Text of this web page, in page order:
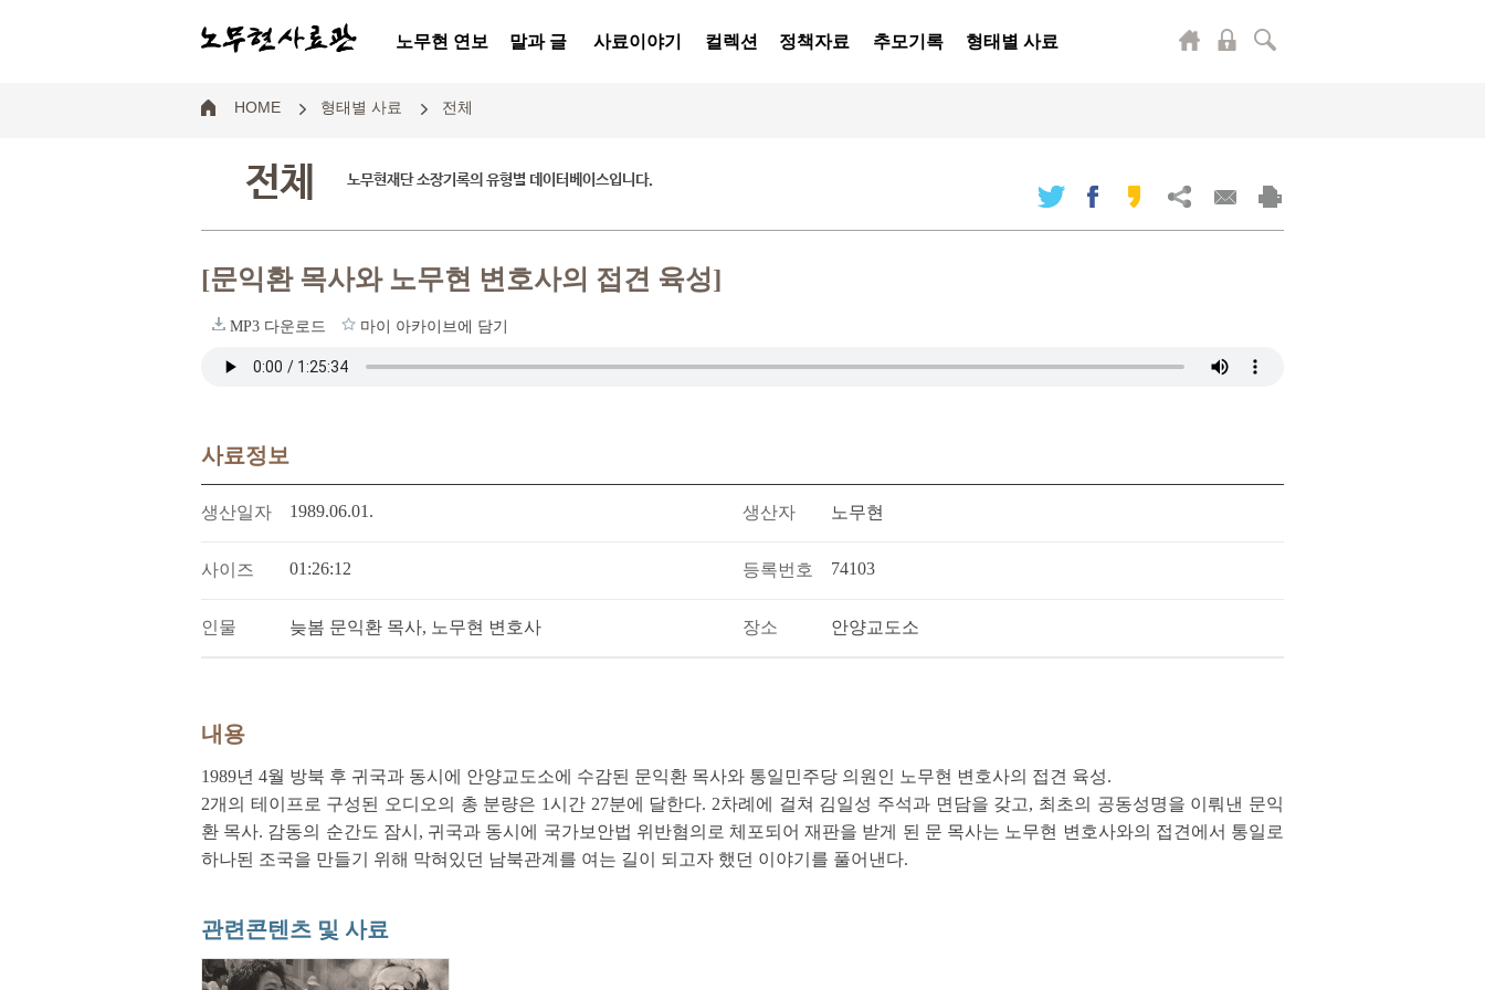
노무현 연보 말과 글 사료이야기 컬렉션 정책자료 추모기록 형태별 사료
HOME 형태별 사료 전체
전체 노무현재단 소장기록의 유형별 데이터베이스입니다.
[문익환 목사와 노무현 변호사의 접견 육성]
MP3 다운로드 마이 아카이브에 담기
사료정보
생산일자 1989.06.01. 생산자 노무현
사이즈 01:26:12 등록번호 74103
인물 늦봄 문익환 목사, 노무현 변호사 장소 안양교도소
내용
1989년 4월 방북 후 귀국과 동시에 안양교도소에 수감된 문익환 목사와 통일민주당 의원인 노무현 변호사의 접견 육성.
2개의 테이프로 구성된 오디오의 총 분량은 1시간 27분에 달한다. 2차례에 걸쳐 김일성 주석과 면담을 갖고, 최초의 공동성명을 이뤄낸 문익
환 목사. 감동의 순간도 잠시, 귀국과 동시에 국가보안법 위반혐의로 체포되어 재판을 받게 된 문 목사는 노무현 변호사와의 접견에서 통일로
하나된 조국을 만들기 위해 막혀있던 남북관계를 여는 길이 되고자 했던 이야기를 풀어낸다.
관련콘텐츠 및 사료